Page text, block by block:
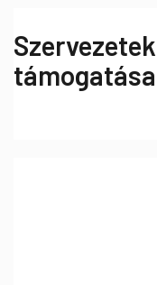
támogatása